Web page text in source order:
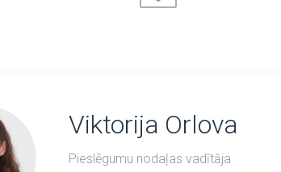
Viktorija Orlova
Pieslēgumu nodaļas vadītāja